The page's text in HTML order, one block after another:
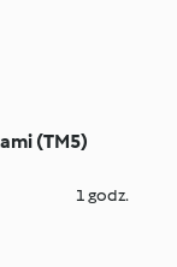
(TM5)
1 godz.